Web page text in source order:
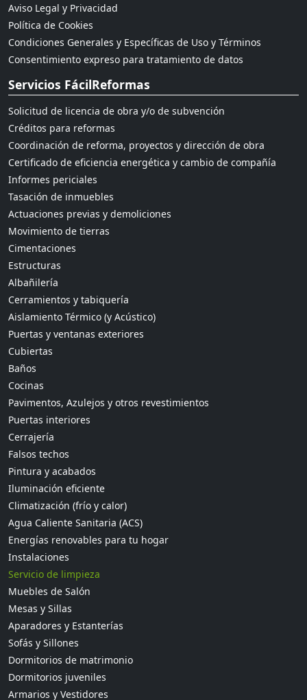
Aviso Legal y Privacidad
Política de Cookies
Condiciones Generales y Específicas de Uso y Términos
Consentimiento expreso para tratamiento de datos
Servicios FácilReformas
Solicitud de licencia de obra y/o de subvención
Créditos para reformas
Coordinación de reforma, proyectos y dirección de obra
Certificado de eficiencia energética y cambio de compañía
Informes periciales
Tasación de inmuebles
Actuaciones previas y demoliciones
Movimiento de tierras
Cimentaciones
Estructuras
Albañilería
Cerramientos y tabiquería
Aislamiento Térmico (y Acústico)
Puertas y ventanas exteriores
Cubiertas
Baños
Cocinas
Pavimentos, Azulejos y otros revestimientos
Puertas interiores
Cerrajería
Falsos techos
Pintura y acabados
Iluminación eficiente
Climatización (frío y calor)
Agua Caliente Sanitaria (ACS)
Energías renovables para tu hogar
Instalaciones
Servicio de limpieza
Muebles de Salón
Mesas y Sillas
Aparadores y Estanterías
Sofás y Sillones
Dormitorios de matrimonio
Dormitorios juveniles
Armarios y Vestidores